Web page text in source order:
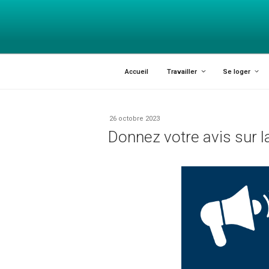
Accueil Travailler Se loger
26 octobre 2023
Donnez votre avis sur